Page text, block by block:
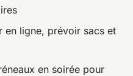
en ligne, prévoir sacs et
en soirée pour